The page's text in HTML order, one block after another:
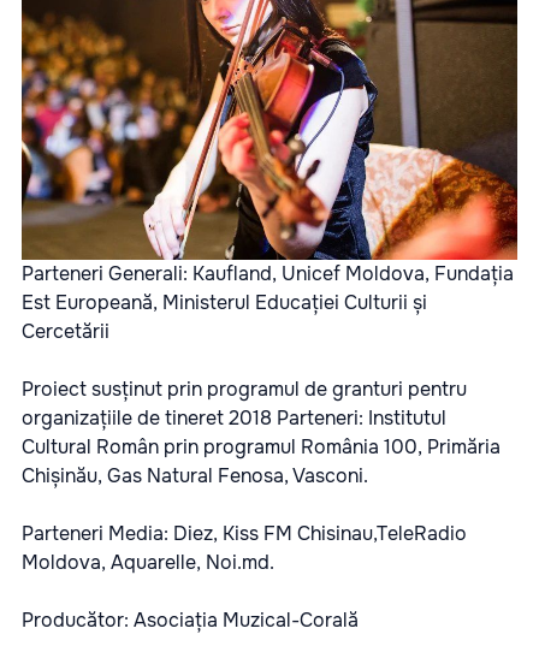
Parteneri Generali: Kaufland, Unicef Moldova, Fundația
Est Europeană, Ministerul Educației Culturii și
Cercetării
Proiect susținut prin programul de granturi pentru
organizațiile de tineret 2018 Parteneri: Institutul
Cultural Român prin programul România 100, Primăria
Chișinău, Gas Natural Fenosa, Vasconi.
Parteneri Media: Diez, Kiss FM Chisinau,TeleRadio
Moldova, Aquarelle, Noi.md.
Producător: Asociația Muzical-Corală